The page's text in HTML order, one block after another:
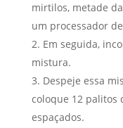
mirtilos, metade
um processador
Em seguida,
mistura.
Despeje essa
coloque 12 palitos
espaçados.